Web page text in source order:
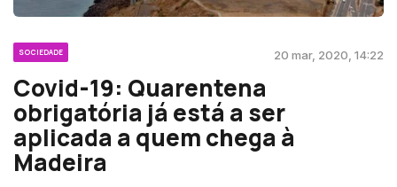
SOCIEDADE 20 mar, 2020, 14:22
Covid-19: Quarentena
obrigatória já está a ser
aplicada a quem chega à
Madeira